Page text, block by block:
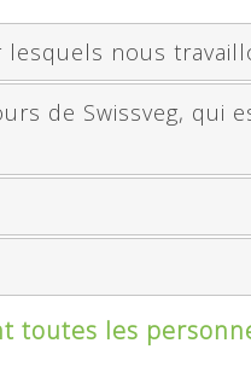
nous
de Swissveg,
toutes les